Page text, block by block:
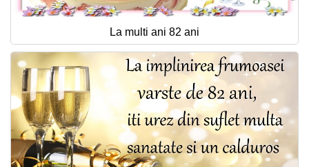
La multi ani 82 ani